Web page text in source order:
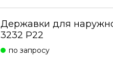
Державки для
3232 P22
по запросу